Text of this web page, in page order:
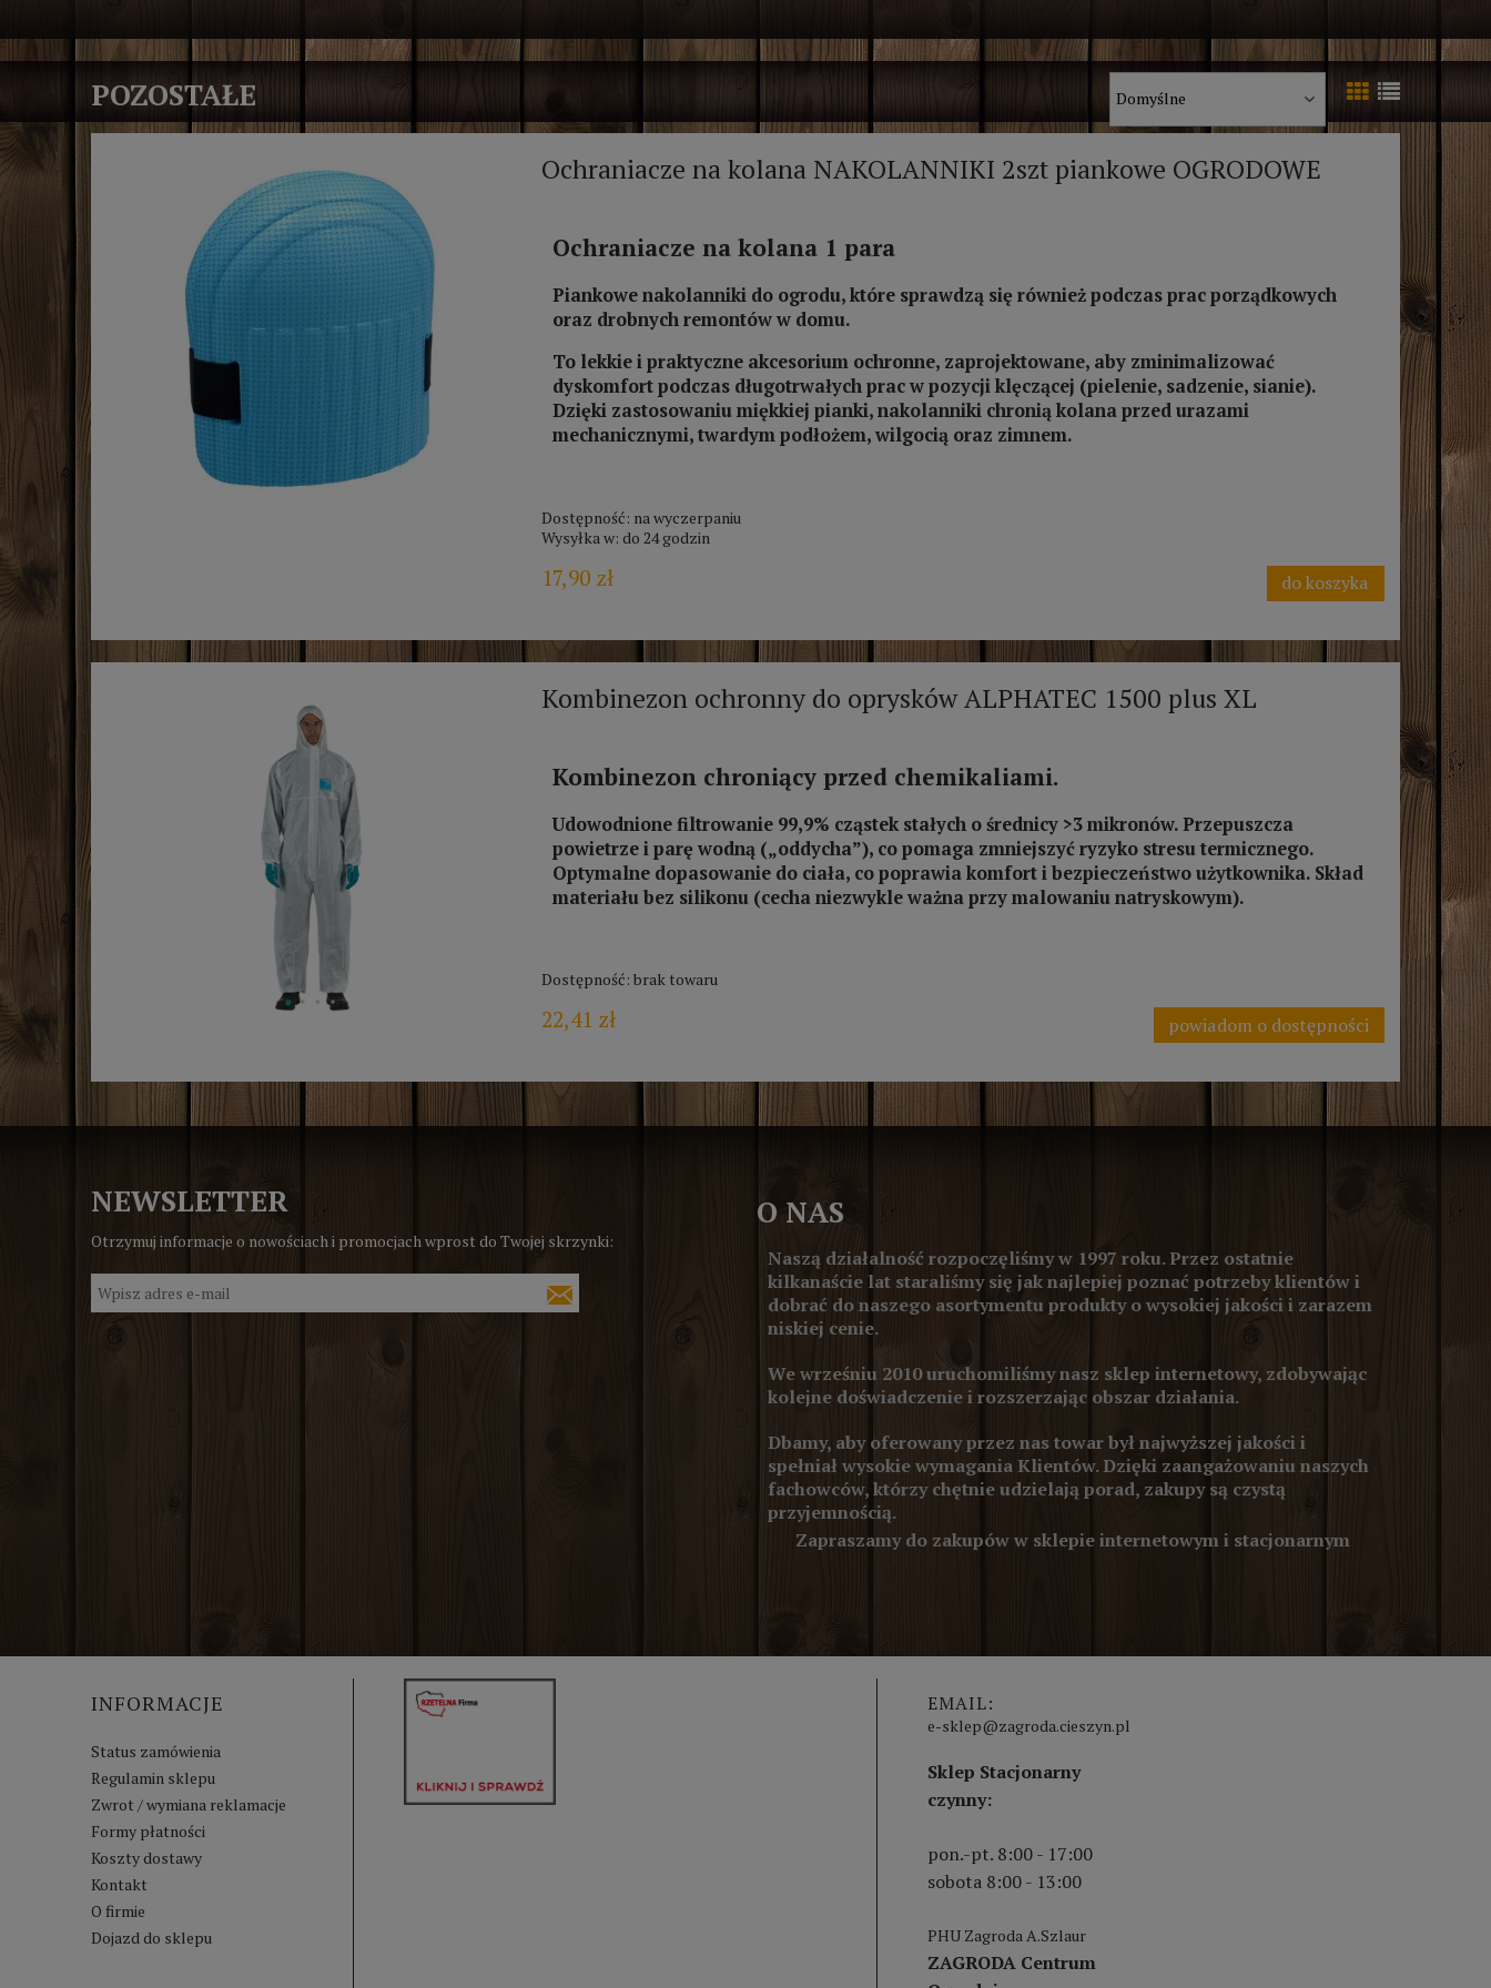
POZOSTAŁE
Ochraniacze na kolana NAKOLANNIKI 2szt piankowe OGRODOWE
Ochraniacze na kolana 1 para
Piankowe nakolanniki do ogrodu, które sprawdzą się również podczas prac porządkowych
oraz drobnych remontów w domu.
To lekkie i praktyczne akcesorium ochronne, zaprojektowane, aby zminimalizować
dyskomfort podczas długotrwałych prac w pozycji klęczącej (pielenie, sadzenie, sianie).
Dzięki zastosowaniu miękkiej pianki, nakolanniki chronią kolana przed urazami
mechanicznymi, twardym podłożem, wilgocią oraz zimnem.
Dostępność: na wyczerpaniu
Wysyłka w: do 24 godzin
17,90 zł do koszyka
Kombinezon ochronny do oprysków ALPHATEC 1500 plus XL
Kombinezon chroniący przed chemikaliami.
Udowodnione filtrowanie 99,9% cząstek stałych o średnicy >3 mikronów. Przepuszcza
powietrze i parę wodną („oddycha”), co pomaga zmniejszyć ryzyko stresu termicznego.
Optymalne dopasowanie do ciała, co poprawia komfort i bezpieczeństwo użytkownika. Skład
materiału bez silikonu (cecha niezwykle ważna przy malowaniu natryskowym).
Dostępność: brak towaru
22,41 zł powiadom o dostępności
NEWSLETTER
Otrzymuj informacje o nowościach i promocjach wprost do Twojej skrzynki:
O NAS
Naszą działalność rozpoczęliśmy w 1997 roku. Przez ostatnie
kilkanaście lat staraliśmy się jak najlepiej poznać potrzeby klientów i
dobrać do naszego asortymentu produkty o wysokiej jakości i zarazem
niskiej cenie.
We wrześniu 2010 uruchomiliśmy nasz sklep internetowy, zdobywając
kolejne doświadczenie i rozszerzając obszar działania.
Dbamy, aby oferowany przez nas towar był najwyższej jakości i
spełniał wysokie wymagania Klientów. Dzięki zaangażowaniu naszych
fachowców, którzy chętnie udzielają porad, zakupy są czystą
przyjemnością.
Zapraszamy do zakupów w sklepie internetowym i stacjonarnym
INFORMACJE
Status zamówienia
Regulamin sklepu
Zwrot / wymiana reklamacje
Formy płatności
Koszty dostawy
Kontakt
O firmie
Dojazd do sklepu
EMAIL:
e-sklep@zagroda.cieszyn.pl
Sklep Stacjonarny
czynny:
pon.-pt. 8:00 - 17:00
sobota 8:00 - 13:00
PHU Zagroda A.Szlaur
ZAGRODA Centrum